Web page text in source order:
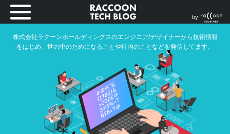
株式会社ラクーンホールディングスのエンジニア/デザイナーから技術情報
をはじめ、世の中のためになることや社内のことなどを発信してます。
by